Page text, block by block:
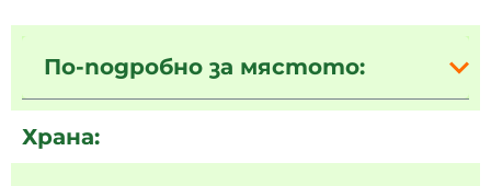
По-подробно за мястото:
Храна: